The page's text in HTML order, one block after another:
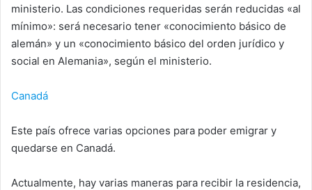
ministerio. Las condiciones requeridas serán reducidas «al
mínimo»: será necesario tener «conocimiento básico de
alemán» y un «conocimiento básico del orden jurídico y
social en Alemania», según el ministerio.
Canadá
Este país ofrece varias opciones para poder emigrar y
quedarse en Canadá.
Actualmente, hay varias maneras para recibir la residencia,